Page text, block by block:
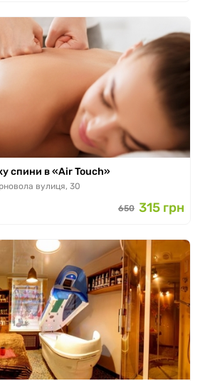
спини в «Air Touch»
вулиця, 30
650 315 грн